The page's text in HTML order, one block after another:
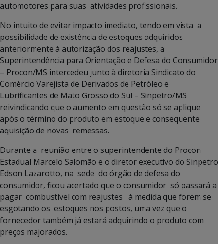
automotores para suas atividades profissionais.
No intuito de evitar impacto imediato, tendo em vista a
possibilidade de existência de estoques adquiridos
anteriormente à autorização dos reajustes, a
Superintendência para Orientação e Defesa do Consumidor
– Procon/MS intercedeu junto à diretoria Sindicato do
Comércio Varejista de Derivados de Petróleo e
Lubrificantes de Mato Grosso do Sul – Sinpetro/MS
reivindicando que o aumento em questão só se aplique
após o término do produto em estoque e consequente
aquisição de novas remessas.
Durante a reunião entre o superintendente do Procon
Estadual Marcelo Salomão e o diretor executivo do Sinpetro
Edson Lazarotto, na sede do órgão de defesa do
consumidor, ficou acertado que o consumidor só passará a
pagar combustível com reajustes à medida que forem se
esgotando os estoques nos postos, uma vez que o
fornecedor também já estará adquirindo o produto com
preços majorados.